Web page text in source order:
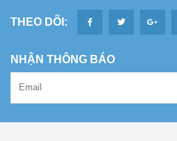
THEO DÕI:
NHẬN THÔNG BÁO